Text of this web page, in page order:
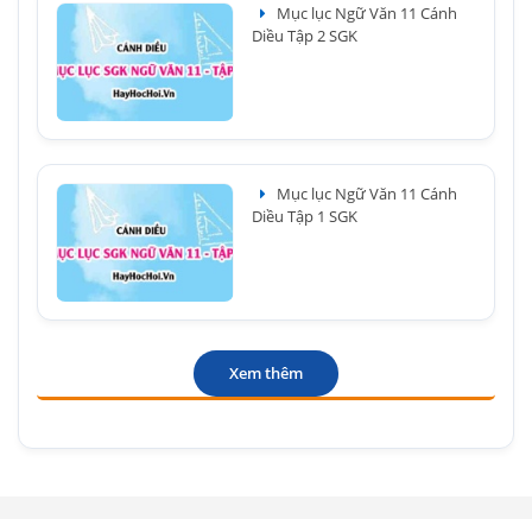
Mục lục Ngữ Văn 11 Cánh
Diều Tập 2 SGK
Mục lục Ngữ Văn 11 Cánh
Diều Tập 1 SGK
Xem thêm